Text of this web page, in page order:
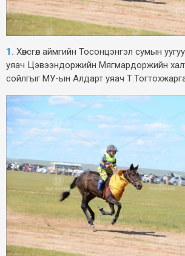
1. Хөвсгөл аймгийн Тосонцэнгэл сумын
уяач Цэвээндоржийн Мягмардоржийн
сойлгыг МУ-ын Алдарт уяач